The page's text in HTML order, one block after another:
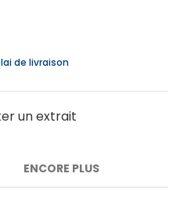
de livraison
un extrait
ENCORE PLUS